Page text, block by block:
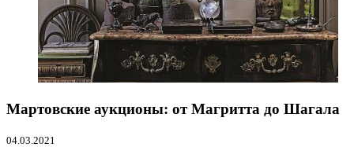
Мартовские аукционы: от Магритта до Шагала
04.03.2021